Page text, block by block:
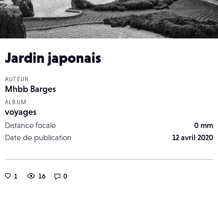
Jardin japonais
AUTEUR
Mhbb Barges
ALBUM
voyages
Distance focale
0 mm
Date de publication
12 avril 2020
1 16 0